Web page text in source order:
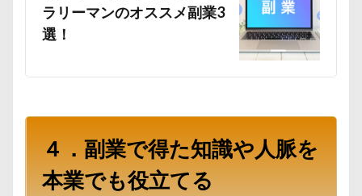
ラリーマンのオススメ副業3
選！
４．副業で得た知識や人脈を
本業でも役立てる